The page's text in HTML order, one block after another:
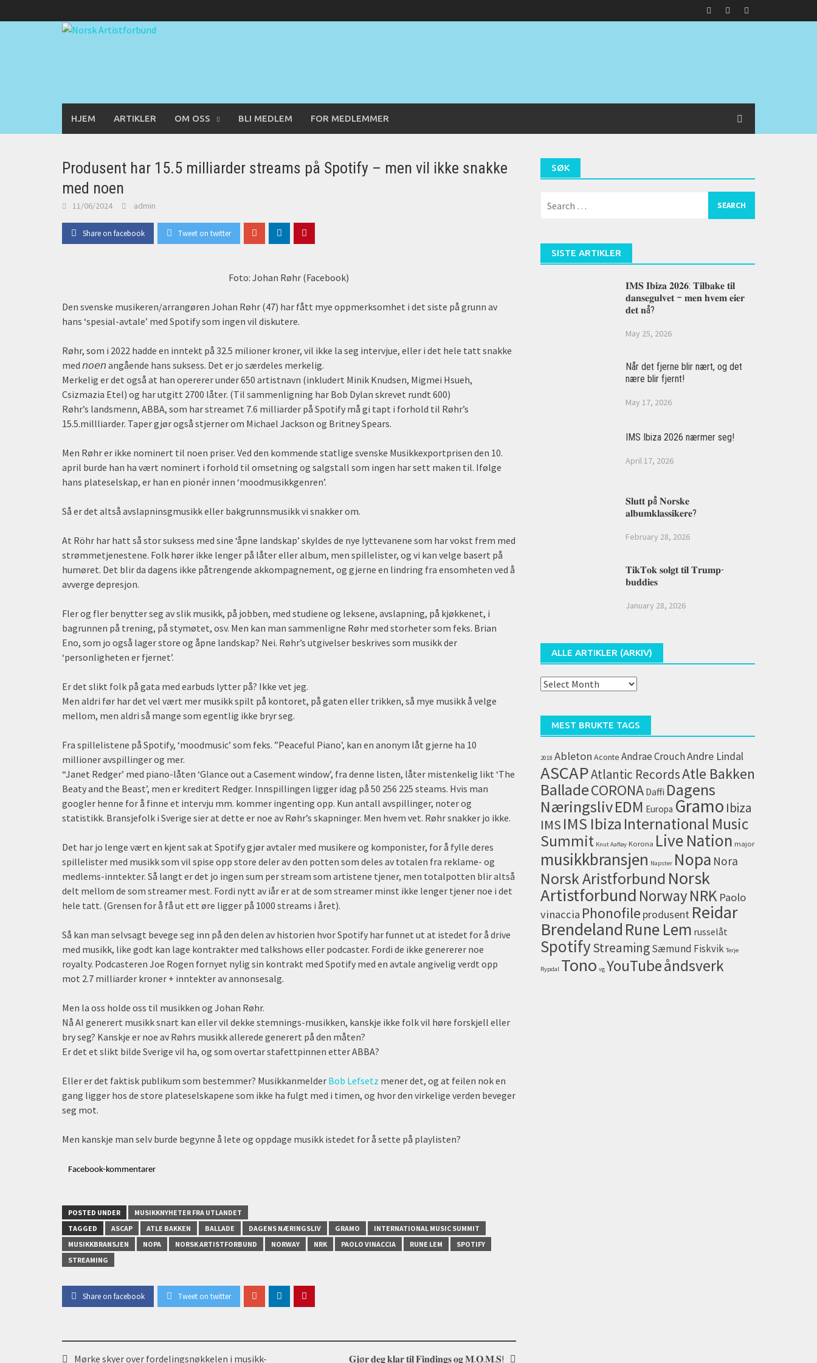
to
HJEM ARTIKLER OM OSS BLI MEDLEM FOR MEDLEMMER
Produsent har 15.5 milliarder streams på Spotify – men vil ikke snakke
med noen
11/06/2024 admin
Share on facebook Tweet on twitter
Foto: Johan Røhr (Facebook)
Den svenske musikeren/arrangøren Johan Røhr (47) har fått mye oppmerksomhet i det siste på grunn av
hans ‘spesial-avtale’ med Spotify som ingen vil diskutere.
Røhr, som i 2022 hadde en inntekt på 32.5 milioner kroner, vil ikke la seg intervjue, eller i det hele tatt snakke
med 𝘯𝘰𝘦𝘯 angående hans suksess. Det er jo særdeles merkelig.
Merkelig er det også at han opererer under 650 artistnavn (inkludert Minik Knudsen, Migmei Hsueh,
Csizmazia Etel) og har utgitt 2700 låter. (Til sammenligning har Bob Dylan skrevet rundt 600)
Røhr’s landsmenn, ABBA, som har streamet 7.6 milliarder på Spotify må gi tapt i forhold til Røhr’s
15.5.millliarder. Taper gjør også stjerner om Michael Jackson og Britney Spears.
Men Røhr er ikke nominert til noen priser. Ved den kommende statlige svenske Musikkexportprisen den 10.
april burde han ha vært nominert i forhold til omsetning og salgstall som ingen har sett maken til. Ifølge
hans plateselskap, er han en pionér innen ‘moodmusikkgenren’.
Så er det altså avslapninsgmusikk eller bakgrunnsmusikk vi snakker om.
At Röhr har hatt så stor suksess med sine ‘åpne landskap’ skyldes de nye lyttevanene som har vokst frem med
strømmetjenestene. Folk hører ikke lenger på låter eller album, men spillelister, og vi kan velge basert på
humøret. Det blir da dagens ikke påtrengende akkompagnement, og gjerne en lindring fra ensomheten ved å
avverge depresjon.
Fler og fler benytter seg av slik musikk, på jobben, med studiene og leksene, avslapning, på kjøkkenet, i
bagrunnen på trening, på stymøtet, osv. Men kan man sammenligne Røhr med storheter som feks. Brian
Eno, som jo også lager store og åpne landskap? Nei. Røhr’s utgivelser beskrives som musikk der
‘personligheten er fjernet’.
Er det slikt folk på gata med earbuds lytter på? Ikke vet jeg.
Men aldri før har det vel vært mer musikk spilt på kontoret, på gaten eller trikken, så mye musikk å velge
mellom, men aldri så mange som egentlig ikke bryr seg.
Fra spillelistene på Spotify, ‘moodmusic’ som feks. ”Peaceful Piano’, kan en anonym låt gjerne ha 10
millioner avspillinger og mer.
“Janet Redger’ med piano-låten ‘Glance out a Casement window’, fra denne listen, låter mistenkelig likt ‘The
Beaty and the Beast’, men er kreditert Redger. Innspillingen ligger idag på 50 256 225 steams. Hvis man
googler henne for å finne et intervju mm. kommer ingenting opp. Kun antall avspillinger, noter og
statistikk. Bransjefolk i Sverige sier at dette er noe av Røhr’s skapninger. Men hvem vet. Røhr snakker jo ikke.
Det har jo lenge vært en kjent sak at Spotify gjør avtaler med musikere og komponister, for å fylle deres
spillelister med musikk som vil spise opp store deler av den potten som deles av totalen fra reklame- og
medlems-inntekter. Så langt er det jo ingen sum per stream som artistene tjener, men totalpotten blir altså
delt mellom de som streamer mest. Fordi nytt av iår er at de som streamer minst ikke lenger tjener noe i det
hele tatt. (Grensen for å få ut ett øre ligger på 1000 streams i året).
Så kan man selvsagt bevege seg inn på den delen av historien hvor Spotify har funnet ut at istedet for å drive
med musikk, like godt kan lage kontrakter med talkshows eller podcaster. Fordi de ikke genererer noe
royalty. Podcasteren Joe Rogen fornyet nylig sin kontrakt med Spotify med en avtale angivelig verdt opp
mot 2.7 milliarder kroner + inntekter av annonsesalg.
Men la oss holde oss til musikken og Johan Røhr.
Nå AI generert musikk snart kan eller vil dekke stemnings-musikken, kanskje ikke folk vil høre forskjell eller
bry seg? Kanskje er noe av Røhrs musikk allerede generert på den måten?
Er det et slikt bilde Sverige vil ha, og som overtar stafettpinnen etter ABBA?
Eller er det faktisk publikum som bestemmer? Musikkanmelder Bob Lefsetz mener det, og at feilen nok en
gang ligger hos de store plateselskapene som ikke ha fulgt med i timen, og hvor den virkelige verden beveger
seg mot.
Men kanskje man selv burde begynne å lete og oppdage musikk istedet for å sette på playlisten?
Facebook-kommentarer
POSTED UNDER
MUSIKKNYHETER FRA UTLANDET
TAGGED
ASCAP ATLE BAKKEN BALLADE DAGENS NÆRINGSLIV GRAMO
INTERNATIONAL MUSIC SUMMIT
MUSIKKBRANSJEN
NOPA NORSK ARTISTFORBUND NORWAY NRK PAOLO VINACCIA RUNE LEM
SPOTIFY
STREAMING
Share on facebook Tweet on twitter
PostMørke skyer over fordelingsnøkkelen i musikk- 𝐆𝐣ø𝐫 𝐝𝐞𝐠 𝐤𝐥𝐚𝐫 𝐭𝐢𝐥 𝐅𝐢𝐧𝐝𝐢𝐧𝐠𝐬 𝐨𝐠 𝐌.𝐎.𝐌.𝐒!
SØK
for:
SISTE ARTIKLER
𝐈𝐌𝐒 𝐈𝐛𝐢𝐳𝐚 𝟐𝟎𝟐𝟔: 𝐓𝐢𝐥𝐛𝐚𝐤𝐞 𝐭𝐢𝐥
𝐝𝐚𝐧𝐬𝐞𝐠𝐮𝐥𝐯𝐞𝐭 – 𝐦𝐞𝐧 𝐡𝐯𝐞𝐦 𝐞𝐢𝐞𝐫
𝐝𝐞𝐭 𝐧å?
May 25, 2026
Når det fjerne blir nært, og det
nære blir fjernt!
May 17, 2026
IMS Ibiza 2026 nærmer seg!
April 17, 2026
𝐒𝐥𝐮𝐭𝐭 𝐩å 𝐍𝐨𝐫𝐬𝐤𝐞
𝐚𝐥𝐛𝐮𝐦𝐤𝐥𝐚𝐬𝐬𝐢𝐤𝐞𝐫𝐞?
February 28, 2026
𝐓𝐢𝐤𝐓𝐨𝐤 𝐬𝐨𝐥𝐠𝐭 𝐭𝐢𝐥 𝐓𝐫𝐮𝐦𝐩-
𝐛𝐮𝐝𝐝𝐢𝐞𝐬
January 28, 2026
ALLE ARTIKLER (ARKIV)
Alle
(arkiv)
MEST BRUKTE TAGS
2018 Ableton Aconte Andrae CrouchAndre Lindal
ASCAPAtlantic RecordsAtle Bakken
BalladeCORONA Daffi Dagens
NæringslivEDM Europa Gramo Ibiza
IMS IMS Ibiza International Music
Summit Knut Aafløy Korona Live Nation major
musikkbransjen Napster Nopa Nora
Norsk Aristforbund Norsk
Artistforbund NorwayNRK Paolo
vinaccia Phonofile produsent Reidar
Brendeland Rune Lem russelåt
SpotifyStreamingSæmund Fiskvik Terje
Rypdal Tono vg YouTubeåndsverk